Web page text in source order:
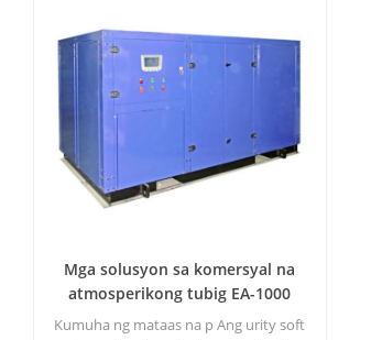
Mga solusyon sa komersyal na
atmosperikong tubig EA-1000
Kumuha ng mataas na p Ang urity soft